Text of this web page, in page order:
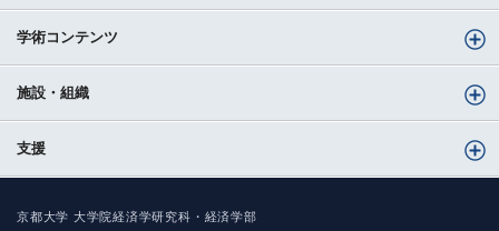
学術コンテンツ
施設・組織
支援
京都大学 大学院経済学研究科・経済学部